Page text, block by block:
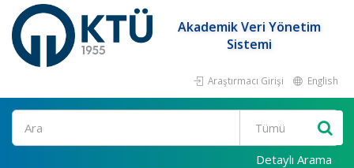
Akademik Veri Yönetim
Sistemi
Araştırmacı Girişi English
Ara
Detaylı Arama